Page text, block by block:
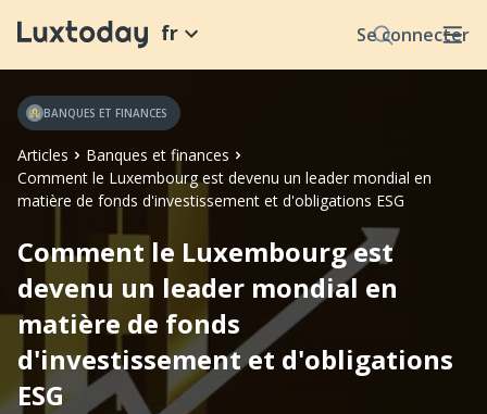
Se connecter
fr
Articles
Banques et finances
Comment le Luxembourg est devenu un leader mondial en
matière de fonds d'investissement et d'obligations ESG
BANQUES ET FINANCES
Comment le Luxembourg est
devenu un leader mondial en
matière de fonds
d'investissement et d'obligations
ESG